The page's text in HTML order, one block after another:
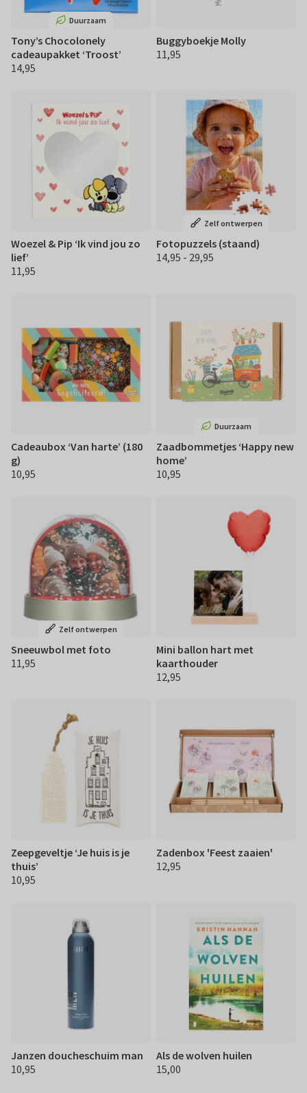
Duurzaam
Tony’s Chocolonely
cadeaupakket ‘Troost’
€ 14,95
14,95
Buggyboekje Molly
€ 11,95
11,95
Woezel & Pip ‘Ik vind jou zo
lief’
€ 11,95
11,95
Zelf ontwerpen
Fotopuzzels (staand)
€ 14.95 29,95
14,95 - 29,95
Cadeaubox ‘Van harte’ (180
g)
€ 10,95
10,95
Duurzaam
Zaadbommetjes ‘Happy new
home’
€ 10,95
10,95
Zelf ontwerpen
Sneeuwbol met foto
€ 11,95
11,95
Mini ballon hart met
kaarthouder
€ 12,95
12,95
Zeepgeveltje ‘Je huis is je
thuis’
€ 10,95
10,95
Zadenbox 'Feest zaaien'
€ 12,95
12,95
Janzen doucheschuim man
€ 10,95
10,95
Als de wolven huilen
€ 15,00
15,00